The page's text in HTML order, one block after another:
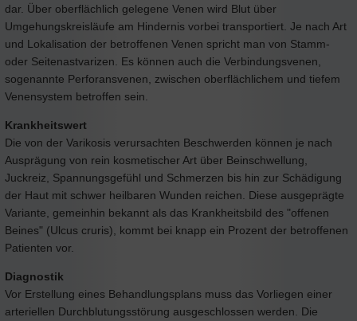
dar. Über oberflächlich gelegene Venen wird Blut über
Umgehungskreisläufe am Hindernis vorbei transportiert. Je nach Art
und Lokalisation der betroffenen Venen spricht man von Stamm-
oder Seitenastvarizen. Es können auch die Verbindungsvenen,
sogenannte Perforansvenen, zwischen oberflächlichem und tiefem
Venensystem betroffen sein.
Krankheitswert
Die von der Varikosis verursachten Beschwerden können je nach
Ausprägung von rein kosmetischer Art über Beinschwellung,
Juckreiz, Spannungsgefühl und Schmerzen bis hin zur Schädigung
der Haut mit schwer heilbaren Wunden reichen. Diese ausgeprägte
Variante, gemeinhin bekannt als das Krankheitsbild des "offenen
Beines" (Ulcus cruris), kommt bei knapp ein Prozent der betroffenen
Patienten vor.
Diagnostik
Vor Erstellung eines Behandlungsplans muss das Vorliegen einer
arteriellen Durchblutungsstörung ausgeschlossen werden. Die